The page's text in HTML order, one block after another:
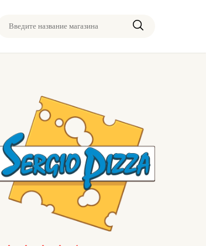
Введите название магазина